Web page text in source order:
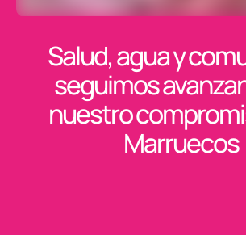
Salud, agua y
seguimos
nuestro
Marruecos